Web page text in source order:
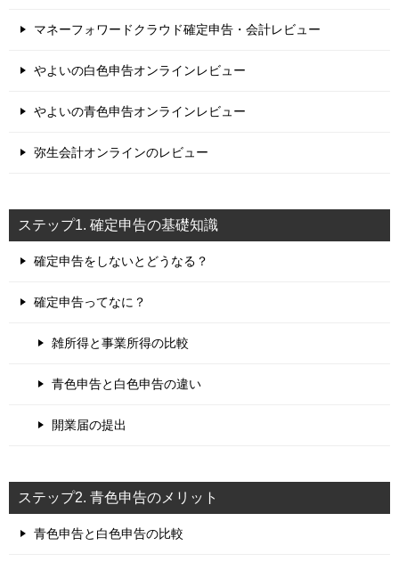
マネーフォワードクラウド確定申告・会計レビュー
やよいの白色申告オンラインレビュー
やよいの青色申告オンラインレビュー
弥生会計オンラインのレビュー
ステップ1. 確定申告の基礎知識
確定申告をしないとどうなる？
確定申告ってなに？
雑所得と事業所得の比較
青色申告と白色申告の違い
開業届の提出
ステップ2. 青色申告のメリット
青色申告と白色申告の比較